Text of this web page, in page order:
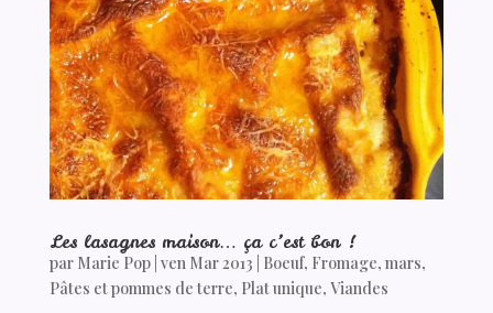
Les lasagnes maison… ça c’est bon !
par Marie Pop| ven Mar 2013 Boeuf, Fromage, mars,
Pâtes et pommes de terre, Plat unique, Viandes